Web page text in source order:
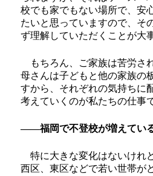
校でも家でもない場所で、安
たいと思っていますので、そ
ず理解していただくことが大
もちろん、ご家族は苦労さ
母さんは子どもと他の家族の
すから、それぞれの気持ちに
考えていくのが私たちの仕事
――福岡で不登校が増えている
特に大きな変化はないけれ
西区、東区などで若い世帯が